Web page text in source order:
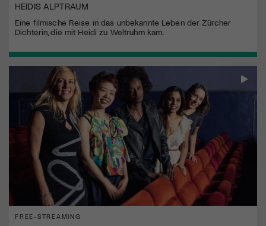
HEIDIS ALPTRAUM
Eine filmische Reise in das unbekannte Leben der Zürcher
Dichterin, die mit Heidi zu Weltruhm kam.
FREE-STREAMING